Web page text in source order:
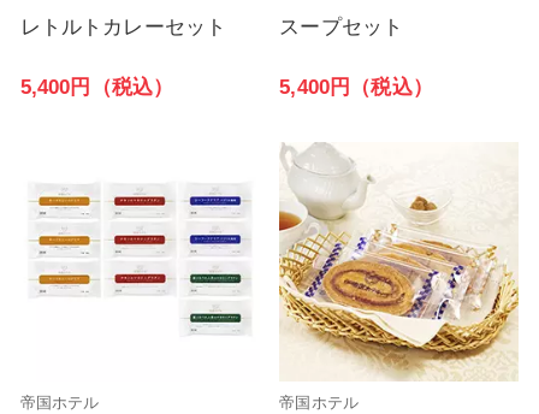
レトルトカレーセット
5,400円（税込）
スープセット
5,400円（税込）
帝国ホテル 帝国ホテル